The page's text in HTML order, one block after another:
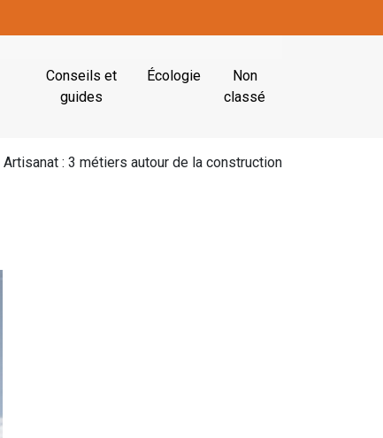
Conseils et
guides
Écologie
Non
classé
Artisanat : 3 métiers autour de la construction